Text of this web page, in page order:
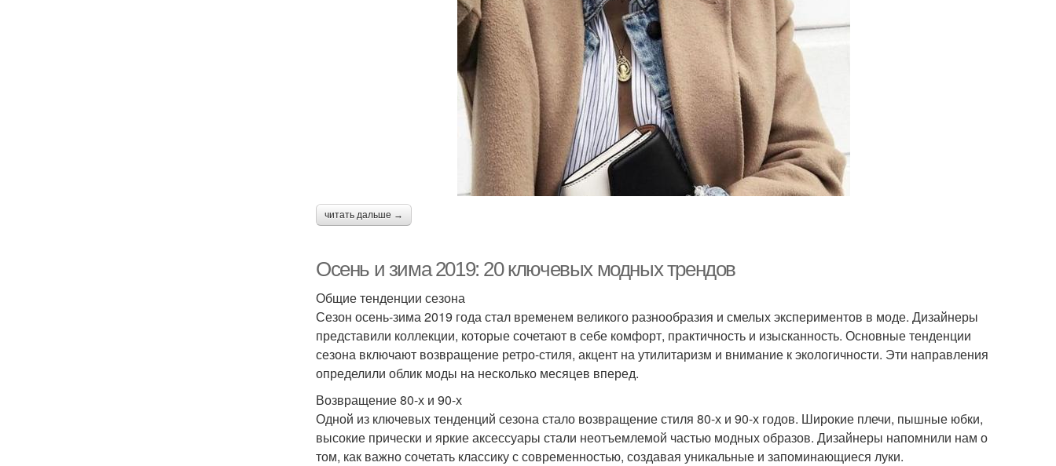
читать дальше →
Осень и зима 2019: 20 ключевых модных трендов
Общие тенденции сезона
Сезон осень-зима 2019 года стал временем великого разнообразия и смелых экспериментов в моде. Дизайнеры
представили коллекции, которые сочетают в себе комфорт, практичность и изысканность. Основные тенденции
сезона включают возвращение ретро-стиля, акцент на утилитаризм и внимание к экологичности. Эти направления
определили облик моды на несколько месяцев вперед.
Возвращение 80-х и 90-х
Одной из ключевых тенденций сезона стало возвращение стиля 80-х и 90-х годов. Широкие плечи, пышные юбки,
высокие прически и яркие аксессуары стали неотъемлемой частью модных образов. Дизайнеры напомнили нам о
том, как важно сочетать классику с современностью, создавая уникальные и запоминающиеся луки.